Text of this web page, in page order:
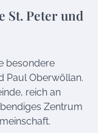
St. Peter und
besondere
Paul Oberwöllan.
reich an
Zentrum